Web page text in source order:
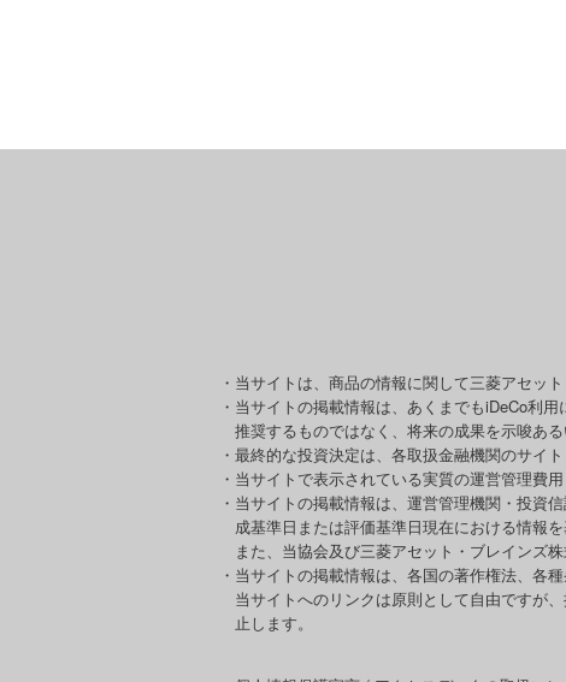
・当サイトは、商品の情報に関して三菱アセッ
・当サイトの掲載情報は、あくまでもiDeCo利
推奨するものではなく、将来の成果を示唆あ
・最終的な投資決定は、各取扱金融機関のサイ
・当サイトで表示されている実質の運営管理費
・当サイトの掲載情報は、運営管理機関・投資
成基準日または評価基準日現在における情報
また、当協会及び三菱アセット・ブレインズ
・当サイトの掲載情報は、各国の著作権法、各
当サイトへのリンクは原則として自由ですが
止します。